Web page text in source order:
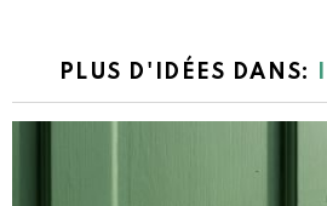
PLUS D'IDÉES DANS: